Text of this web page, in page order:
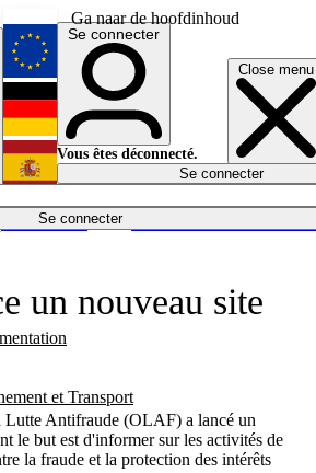
Ga naar de hoofdinhoud
Close menu
Se connecter
et Transport
Économie
English
Deutsch
Español
Se connecter
Vous êtes déconnecté.
Se connecter
un nouveau site
Antifraude (OLAF) a lancé un
le but est d'informer sur les activités de
la fraude et la protection des intérêts